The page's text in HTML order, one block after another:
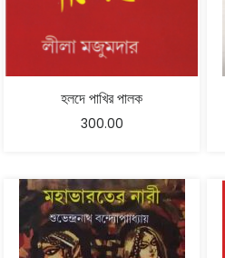
হলদে পাখির পালক
300.00